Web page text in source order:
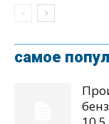
самое